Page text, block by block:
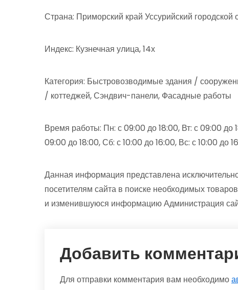
Страна: Приморский край Уссурийский городской
Индекс: Кузнечная улица, 14х
Категория: Быстровозводимые здания /
/ коттеджей, Сэндвич-панели, Фасадные работы
Время работы: Пн: с 09:00 до 18:00, Вт: с 09:00 до
09:00 до 18:00, Сб: с 10:00 до 16:00, Вс: с 10:00 до
Данная информация представлена
посетителям сайта в поиске необходимых
и изменившуюся информацию Администрация
Добавить
Для отправки комментария вам необходимо